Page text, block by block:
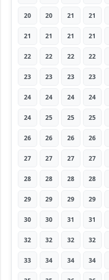
20 20 21 21
21 21 21 21
22 22 22 22
23 23 23 23
24 24 24 24
24 25 25 25
26 26 26 26
27 27 27 27
28 28 28 28
29 29 29 29
30 30 31 31
32 32 32 32
33 34 34 34